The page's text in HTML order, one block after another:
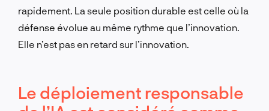
rapidement. La seule position durable est celle où la
défense évolue au même rythme que l’innovation.
Elle n’est pas en retard sur l’innovation.
Le déploiement responsable